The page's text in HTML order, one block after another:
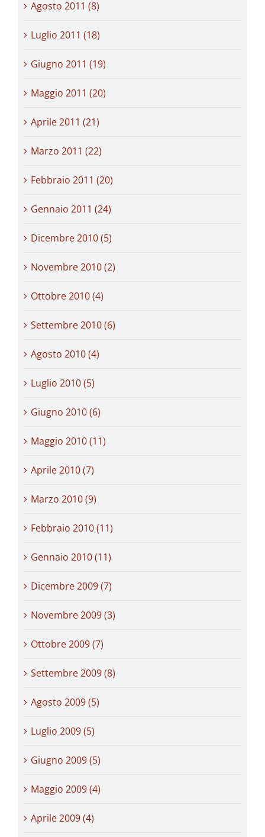
Agosto 2011 (8)
Luglio 2011 (18)
Giugno 2011 (19)
Maggio 2011 (20)
Aprile 2011 (21)
Marzo 2011 (22)
Febbraio 2011 (20)
Gennaio 2011 (24)
Dicembre 2010 (5)
Novembre 2010 (2)
Ottobre 2010 (4)
Settembre 2010 (6)
Agosto 2010 (4)
Luglio 2010 (5)
Giugno 2010 (6)
Maggio 2010 (11)
Aprile 2010 (7)
Marzo 2010 (9)
Febbraio 2010 (11)
Gennaio 2010 (11)
Dicembre 2009 (7)
Novembre 2009 (3)
Ottobre 2009 (7)
Settembre 2009 (8)
Agosto 2009 (5)
Luglio 2009 (5)
Giugno 2009 (5)
Maggio 2009 (4)
Aprile 2009 (4)